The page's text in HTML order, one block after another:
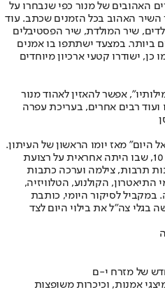
ייחשף דירוג 40 השירים האהובים של מנור כפי שנבחרו על
השיר האהוב בכל הזמנים שכתב. עוד
שיר המולדת, שיר הפסטיבלים
ביותר. במצעד ישתתפו בו אמנים
כן, ישודרו קטעי ארכיון מיוחדים
אפשר להאזין לאהוד מנור
רבים אחרים, בעריכת עפרה
מאז יומו הראשון של העיתון.
בעבר חלק מצוות ההקמה של ערוץ 10, שבו היתה אחראית על רצועת
תרבות, צילמה וערכה כתבות
הקולנוע, הטלוויזיה,
במקביל לסיקור היומי, כותבת
בגלי צה"ל את בילוי היום לצד
של מזרח י-ם
אמנות, וכיכרות משופצות